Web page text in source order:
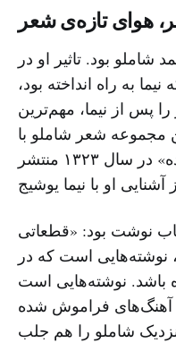
هوای تازه‌ی شعر
بود. تاثیر او در
به راه انداخته بود،‌
را پس از نیما،‌ مهم‌ترین
مجموعه شعر شاملو با
عنوان «آهنگ‌های فراموش شده» در سال ۱۳۲۳ منتشر
نوشت بود: «قطعاتی
نوشته‌هایی است که در
باشد. نوشته‌هایی است
آهنگ‌های فراموش شده
شاملو را هم جلب